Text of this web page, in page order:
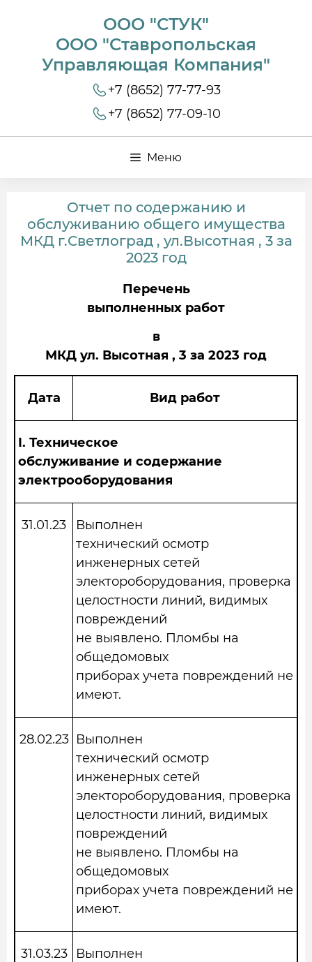
ООО "СТУК"
ООО "Ставропольская
Управляющая Компания"
+7 (8652) 77-77-93
+7 (8652) 77-09-10
Меню
Отчет по содержанию и
обслуживанию общего имущества
МКД г.Светлоград , ул.Высотная , 3 за
2023 год
Перечень
выполненных работ
в
МКД ул. Высотная , 3 за 2023 год
Дата Вид работ
I. Техническое
обслуживание и содержание
электрооборудования
31.01.23
Выполнен
технический осмотр
инженерных сетей
электороборудования, проверка
целостности линий, видимых
повреждений
не выявлено. Пломбы на
общедомовых
приборах учета повреждений не
имеют.
28.02.23 Выполнен
технический осмотр
инженерных сетей
электороборудования, проверка
целостности линий, видимых
повреждений
не выявлено. Пломбы на
общедомовых
приборах учета повреждений не
имеют.
31.03.23
Выполнен